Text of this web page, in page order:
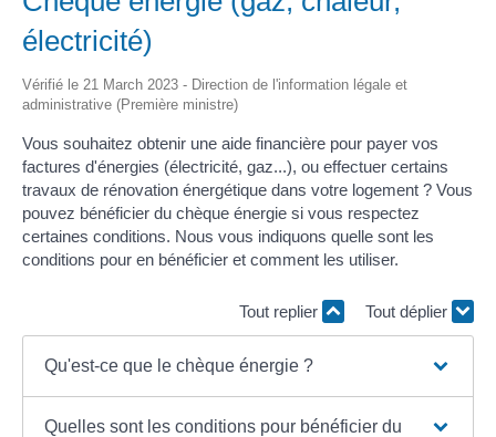
électricité)
Vérifié le 21 March 2023 - Direction de l'information légale et
administrative (Première ministre)
Vous souhaitez obtenir une aide financière pour payer vos
factures d'énergies (électricité, gaz...), ou effectuer certains
travaux de rénovation énergétique dans votre logement ? Vous
pouvez bénéficier du chèque énergie si vous respectez
certaines conditions. Nous vous indiquons quelle sont les
conditions pour en bénéficier et comment les utiliser.
Tout replier Tout déplier
Qu'est-ce que le chèque énergie ?
Quelles sont les conditions pour bénéficier du